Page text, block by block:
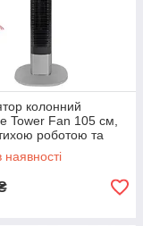
колонний
Tower Fan 105 см,
роботою та
ДК (PC-TVL 3068)